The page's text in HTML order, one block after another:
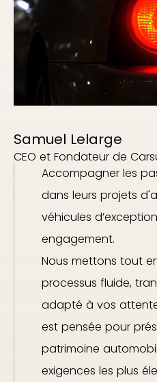
Samuel Lelarge
CEO et Fondateur de
Accompagner les
dans leurs projets
véhicules
engagement.
Nous mettons tout
processus fluide,
adapté à vos
est pensée pour
patrimoine
exigences les plus